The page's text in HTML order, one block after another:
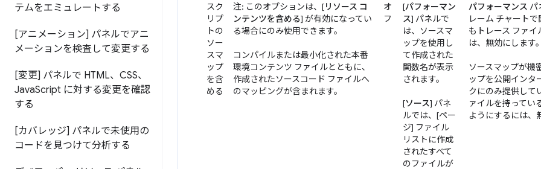
テムをエミュレートする
[アニメーション] パネルでアニ
メーションを検査して変更する
[変更] パネルで HTML、CSS、
JavaScript に対する変更を確認
する
[カバレッジ] パネルで未使用の
コードを見つけて分析する
スク
リプ
トの
ソー
スマ
ップ
を含
める
注: このオプションは、[リソース コ
ンテンツを含める] が有効になってい
る場合にのみ使用できます。
コンパイルまたは最小化された本番
環境コンテンツ ファイルとともに、
作成されたソースコード ファイルへ
のマッピングが含まれます。
オ
フ
[パフォーマン
ス] パネルで
は、ソースマ
ップを使用し
て作成された
関数名が表示
されます。
[ソース] パネ
ルでは、[ペー
ジ] ファイル
リストに作成
されたすべて
のファイルが
パフォーマンス パ
レーム チャート
もトレース ファ
は、無効にします
ソースマップが機
ップを公開インタ
クにのみ提供して
ァイルを持ってい
ようにするには、